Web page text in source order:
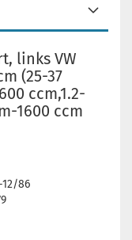
links VW
(25-37
ccm,1.2-
1600 ccm
12/86